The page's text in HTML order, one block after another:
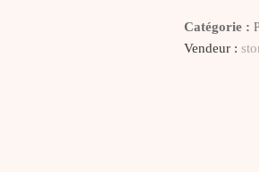
Catégorie :
Vendeur :